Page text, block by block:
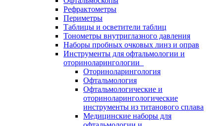
Рефрактометры
Периметры
Таблицы и осветители таблиц
Тонометры внутриглазного давления
Наборы пробных очковых линз и оправ
Инструменты для офтальмологии и
оториноларингологии
Оториноларингология
Офтальмология
Офтальмологические и
оториноларингологические
инструменты из титанового сплава
Медицинские наборы для